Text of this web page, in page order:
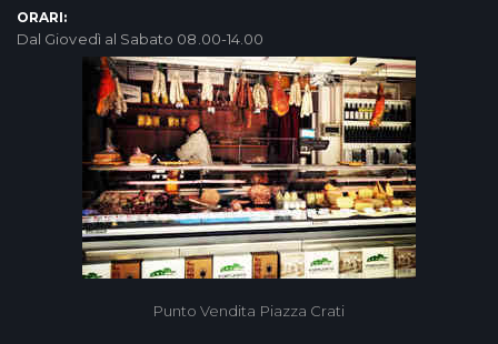
ORARI:
Dal Giovedì al Sabato 08.00-14.00
Punto Vendita Piazza Crati